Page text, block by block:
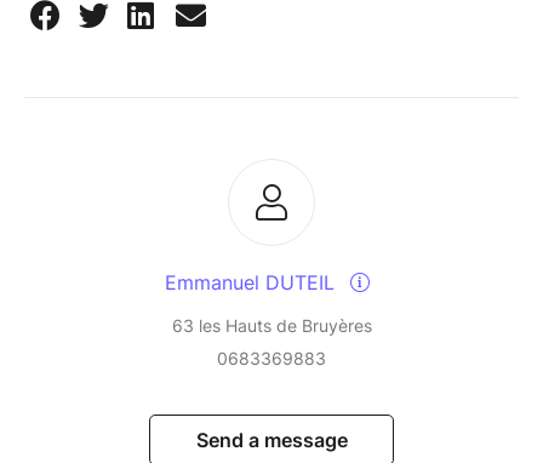
Emmanuel DUTEIL
63 les Hauts de Bruyères
0683369883
Send a message